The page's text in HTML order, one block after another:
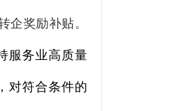
企奖励补贴。
服务业高质量
对符合条件的